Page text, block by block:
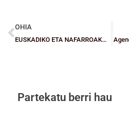
OHIA
EUSKADIKO ETA NAFARROAKO TXAPELKETA: Bizkaiko Haur mailako Selekzioen hautatzaileen espektatibak
Partekatu berri hau